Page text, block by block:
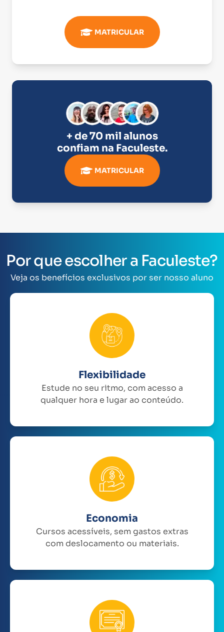
MATRICULAR
+ de 70 mil alunos
confiam na Faculeste.
MATRICULAR
Por que escolher a Faculeste?
Veja os benefícios exclusivos por ser nosso aluno
Flexibilidade
Estude no seu ritmo, com acesso a
qualquer hora e lugar ao conteúdo.
Economia
Cursos acessíveis, sem gastos extras
com deslocamento ou materiais.